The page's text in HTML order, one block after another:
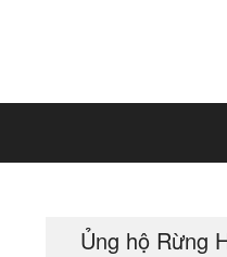
Ủng hộ Rừng